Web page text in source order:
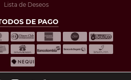
Lista de Deseos
DE PAGO